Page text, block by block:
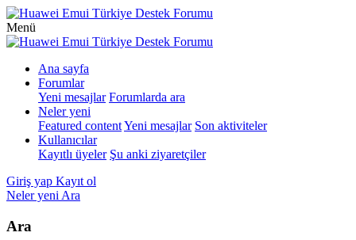
Menü
Ana sayfa
Forumlar
Yeni mesajlar Forumlarda ara
Neler yeni
Featured contentYeni mesajlar Son aktiviteler
Kullanıcılar
Kayıtlı üyeler Şu anki ziyaretçiler
Giriş yap Kayıt ol
Neler yeni Ara
Ara